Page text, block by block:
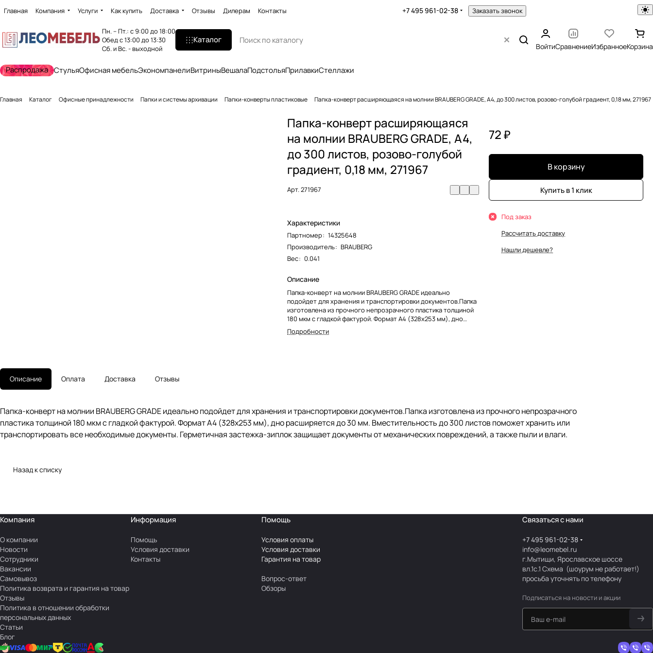
Главная Компания Услуги Как купить Доставка Отзывы Дилерам Контакты +7 495 961-02-38 Заказать звонок
Пн. – Пт.: с 9:00 до 18:00
Обед с 13:00 до 13:30
Сб. и Вс. - выходной
Каталог
ВойтиСравнениеИзбранноеКорзина
Распродажа СтульяОфисная мебельЭкономпанелиВитриныВешалаПодстольяПрилавкиСтеллажи
Главная Каталог Офисные принадлежности Папки и системы архивации Папки-конверты пластиковые Папка-конверт расширяющаяся на молнии BRAUBERG GRADE, А4, до 300 листов, розово-голубой градиент, 0,18 мм, 271967
Папка-конверт расширяющаяся
на молнии BRAUBERG GRADE, А4,
до 300 листов, розово-голубой
градиент, 0,18 мм, 271967
Арт.271967
Характеристики
Партномер: 14325648
Производитель: BRAUBERG
Вес: 0.041
Описание
Папка-конверт на молнии BRAUBERG GRADE идеально
подойдет для хранения и транспортировки документов.Папка
изготовлена из прочного непрозрачного пластика толщиной
180 мкм с гладкой фактурой. Формат А4 (328x253 мм), дно
расширяется до 30 мм. Вместительность до 300 листов
поможет хранить или транспортировать все необходимые
Подробности
72 ₽
В корзину
Купить в 1 клик
Под заказ
Рассчитать доставку
Нашли дешевле?
Описание Оплата Доставка Отзывы
Папка-конверт на молнии BRAUBERG GRADE идеально подойдет для хранения и транспортировки документов.Папка изготовлена из прочного непрозрачного
пластика толщиной 180 мкм с гладкой фактурой. Формат А4 (328x253 мм), дно расширяется до 30 мм. Вместительность до 300 листов поможет хранить или
транспортировать все необходимые документы. Герметичная застежка-зиплок защищает документы от механических повреждений, а также пыли и влаги.
Назад к списку
Компания
О компании
Новости
Сотрудники
Вакансии
Самовывоз
Политика возврата и гарантия на товар
Отзывы
Политика в отношении обработки
персональных данных
Статьи
Блог
Информация
Помощь
Условия доставки
Контакты
Помощь
Условия оплаты
Условия доставки
Гарантия на товар
Вопрос-ответ
Обзоры
Связаться с нами
+7 495 961-02-38
info@leomebel.ru
г.Мытищи, Ярославское шоссе
вл.1с.1Схема (шоурум не работает!)
просьба уточнять по телефону
Подписаться на новости и акции